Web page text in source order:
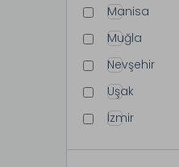
Manisa
Muğla
Nevşehir
Uşak
İzmir